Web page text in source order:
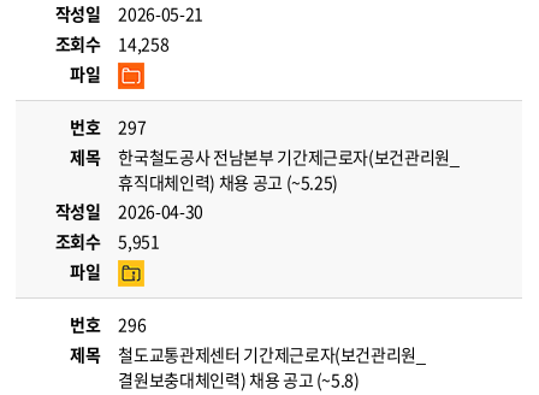
작성일
2026-05-21
조회수
14,258
파일
번호
297
제목
한국철도공사 전남본부 기간제근로자(보건관리원_
휴직대체인력) 채용 공고 (~5.25)
작성일
2026-04-30
조회수
5,951
파일
번호
296
제목
철도교통관제센터 기간제근로자(보건관리원_
결원보충대체인력) 채용 공고 (~5.8)